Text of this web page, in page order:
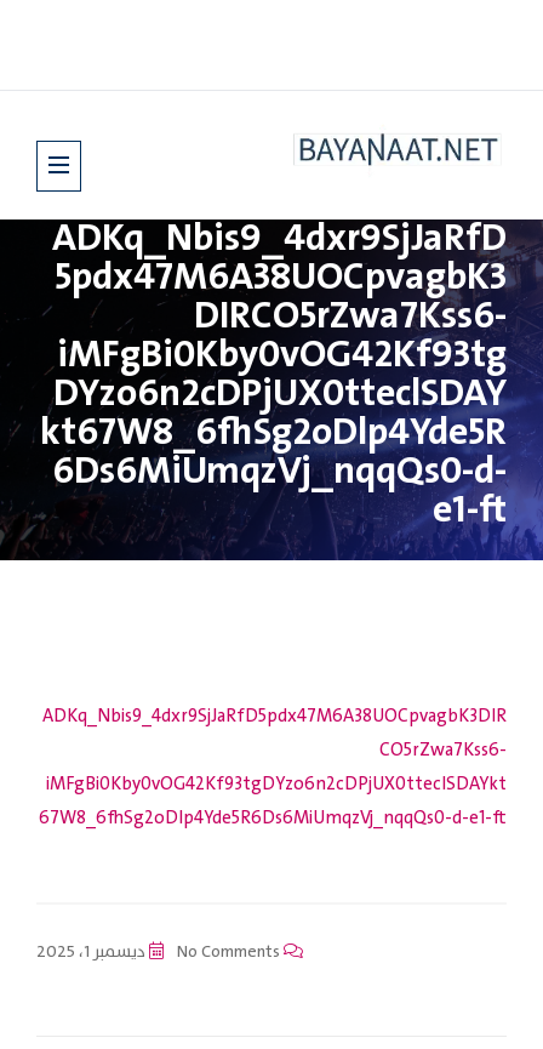
ADKq_Nbis9_4dxr9SjJaRfD
5pdx47M6A38UOCpvagbK3
DIRCO5rZwa7Kss6-
iMFgBi0Kby0vOG42Kf93tg
DYzo6n2cDPjUX0tteclSDAY
kt67W8_6fhSg2oDlp4Yde5R
6Ds6MiUmqzVj_nqqQs0-d-
e1-ft
ADKq_Nbis9_4dxr9SjJaRfD5pdx47M6A38UOCpvagbK3DIR
CO5rZwa7Kss6-
iMFgBi0Kby0vOG42Kf93tgDYzo6n2cDPjUX0tteclSDAYkt
67W8_6fhSg2oDlp4Yde5R6Ds6MiUmqzVj_nqqQs0-d-e1-ft
ديسمبر 1، 2025